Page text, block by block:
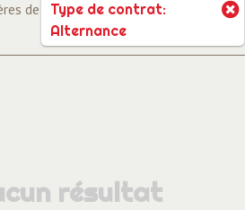
de
Type de contrat:
Alternance
résultat